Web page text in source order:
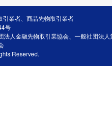
引業者、商品先物取引業者
号
法人金融先物取引業協会、一般社団法
Reserved.